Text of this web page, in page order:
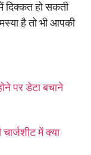
दिक्कत हो सकती
है तो भी आपकी
पर डेटा बचाने
में क्या